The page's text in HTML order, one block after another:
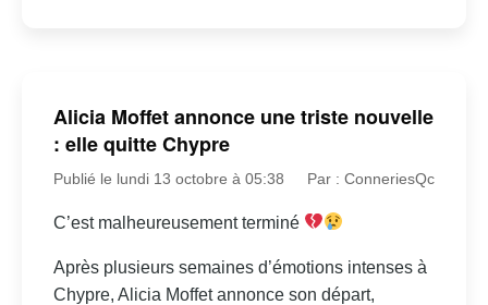
Alicia Moffet annonce une triste nouvelle
: elle quitte Chypre
Publié le lundi 13 octobre à 05:38 Par : ConneriesQc
C’est malheureusement terminé
Après plusieurs semaines d’émotions intenses à
Chypre, Alicia Moffet annonce son départ,